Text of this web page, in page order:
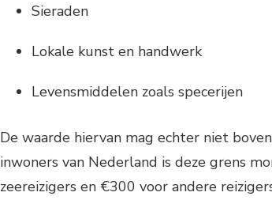
Sieraden
Lokale kunst en handwerk
Levensmiddelen zoals specerijen
De waarde hiervan mag echter niet
inwoners van Nederland is deze grens
zeereizigers en €300 voor andere